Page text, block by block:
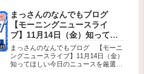
テキスト要約
ース / 生配信 】をテキスト要約【冒
頭あいさつ】鳥取、島根で震度５強・
５弱 相次ぐ地震の発生と気象庁の警
戒呼び掛け地震の特徴と影響公明党議
員の現地対応上智大学教授 前嶋和弘
氏の「展望2026 米国政治の今後」の
記事紹介2026年の最大の焦点は11月
の中間選挙下院：民主党が多数派奪還
まっさんのなんでもブログ
【モーニングニュースライ
ブ】11月14日（金）知ってほ
しい今日のニュースを厳選！
いさ進一が生解説する新聞情
報 ・ ニュースチェック【 10分
まっさんのなんでもブログ 【モーニ
ングニュースライブ】11月14日（金）
知ってほしい今日のニュースを厳選！